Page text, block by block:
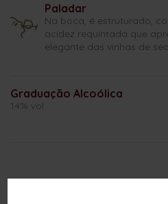
Paladar
Na boca, é estruturado,
acidez requintada que
elegante das vinhas de
Graduação Alcoólica
14% vol